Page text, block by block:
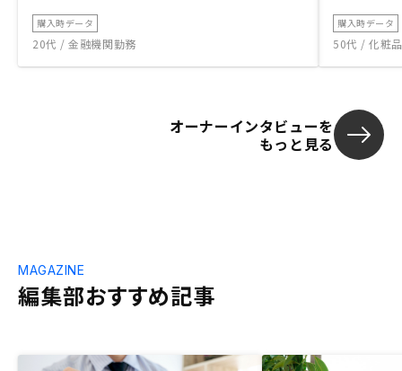
購入時データ
20代 / 金融機関勤務
購入時データ
50代 / 化粧
オーナーインタビューを
もっと見る
編集部おすすめ記事
MAGAZINE